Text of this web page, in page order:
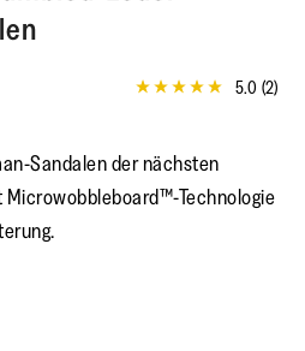
5.0
Sternen,
Durchschnittswert
der
Bewertung.
5.0 (2)
Sandalen der nächsten
Technologie